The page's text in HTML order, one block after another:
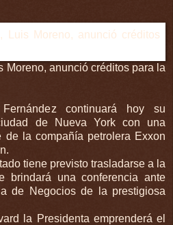
Moreno, anunció créditos para la
continuará hoy su
de Nueva York con una
de la compañía petrolera Exxon
tiene previsto trasladarse a la
brindará una conferencia ante
de Negocios de la prestigiosa
la Presidenta emprenderá el